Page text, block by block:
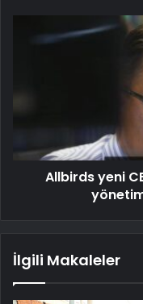
Allbirds yeni
İlgili Makaleler